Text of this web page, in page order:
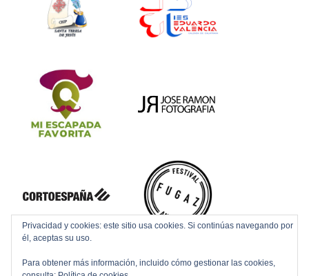
Privacidad y cookies: este sitio usa cookies. Si continúas navegando por
él, aceptas su uso.
Para obtener más información, incluido cómo gestionar las cookies,